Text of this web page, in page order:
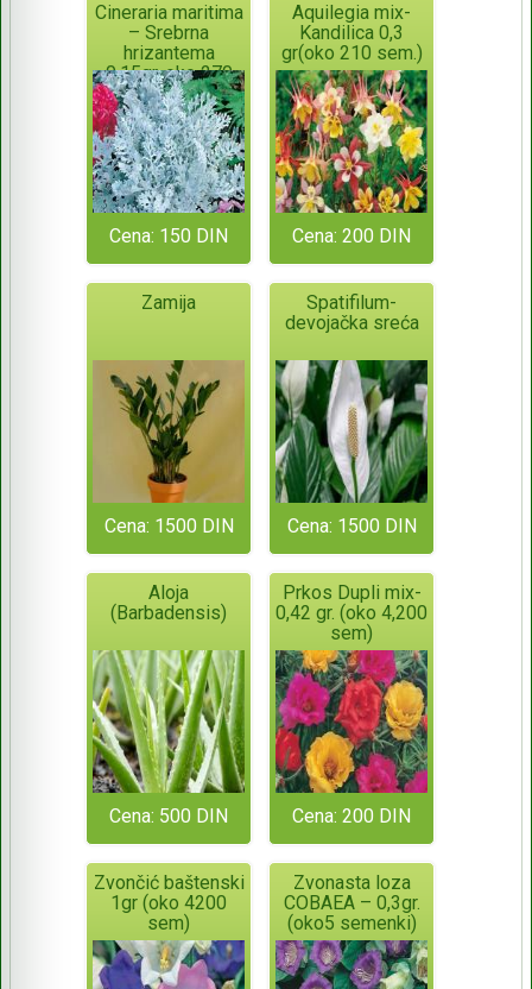
Cineraria maritima
– Srebrna
hrizantema
0,15gr-oko 270
semenki
Cena: 150 DIN
Aquilegia mix-
Kandilica 0,3
gr(oko 210 sem.)
Cena: 200 DIN
Zamija
Cena: 1500 DIN
Spatifilum-
devojačka sreća
Cena: 1500 DIN
Aloja
(Barbadensis)
Cena: 500 DIN
Prkos Dupli mix-
0,42 gr. (oko 4,200
sem)
Cena: 200 DIN
Zvončić baštenski
1gr (oko 4200
sem)
Zvonasta loza
COBAEA – 0,3gr.
(oko5 semenki)